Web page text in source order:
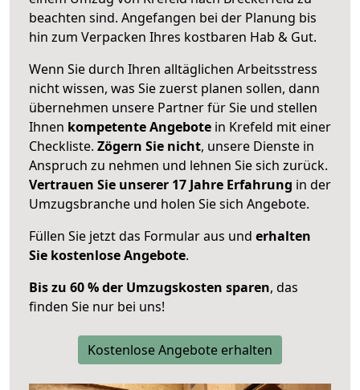
beachten sind. Angefangen bei der Planung bis
hin zum Verpacken Ihres kostbaren Hab & Gut.
Wenn Sie durch Ihren alltäglichen Arbeitsstress
nicht wissen, was Sie zuerst planen sollen, dann
übernehmen unsere Partner für Sie und stellen
Ihnen kompetente Angebote in Krefeld mit einer
Checkliste. Zögern Sie nicht, unsere Dienste in
Anspruch zu nehmen und lehnen Sie sich zurück.
Vertrauen Sie unserer 17 Jahre Erfahrung in der
Umzugsbranche und holen Sie sich Angebote.
Füllen Sie jetzt das Formular aus und erhalten
Sie kostenlose Angebote.
Bis zu 60 % der Umzugskosten sparen, das
finden Sie nur bei uns!
Kostenlose Angebote erhalten